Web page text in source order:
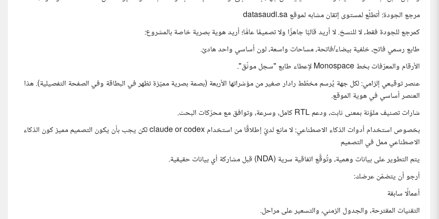
مرجع الجودة: أتطلّع لمستوى إتقان مشابه لموقع datasaudi.sa
كمرجع للجودة فقط، لا للنسخ. لا أريد قالبًا جاهزًا ولا تصميمًا عامًّا؛ أريد هوية بصرية خاصة بالمشروع:
طابع رسمي فاتح، خلفية بيضاء/فاتحة، مساحات واسعة، لون أساسي واحد هادئ.
الأرقام والمعرّفات بخط Monospace لإعطاء طابع "سجل موثّق".
عنصر توقيعي إلزامي: لكل جهة يُرسم مخطّط رادار صغير من مؤشراتها الأربعة (بصمة بصرية مميّزة تظهر في البطاقة وفي الصفحة التفصيلية). هذا
العنصر أساسي في هوية الموقع.
شارات تصنيف ملوّنة بمعنى ثابت، ودعم RTL كامل، وسرعة، وتوافق مع محرّكات البحث.
بخصوص استخدام أدوات الذكاء الاصطناعي: لا مانع لديّ إطلاقًا من استخدام claude or codex لكن يجب بأن يكون التصميم مميز كون الذكاء
الاصطناعي ممل في التصميم
يتم التطوير على بيانات وهمية، وتُوقَّع اتفاقية سرية (NDA) قبل مشاركة أي بيانات حقيقية.
أرجو أن يتضمّن عرضك:
أعمالًا سابقة
التقنيات المقترحة، والجدول الزمني، والتسعير على مراحل.